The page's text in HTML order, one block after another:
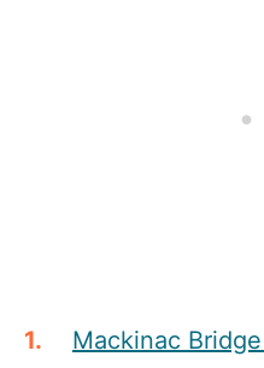
Mackinac